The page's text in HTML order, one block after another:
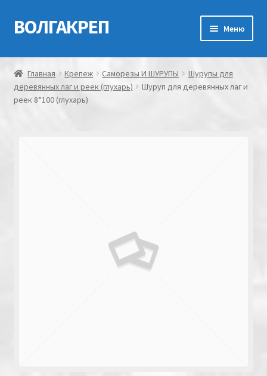
Перейти
к
Перейти
к
ВОЛГАКРЕП Меню
Главная
Контакты
Главная Крепеж Саморезы И ШУРУПЫ
Шурупы для
деревянных лаг и реек (глухарь)
Шуруп для деревянных лаг и
реек 8*100 (глухарь)